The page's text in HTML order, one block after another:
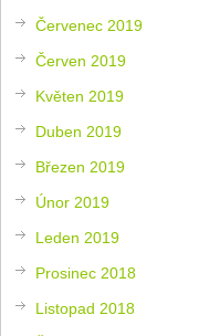
Červenec 2019
Červen 2019
Květen 2019
Duben 2019
Březen 2019
Únor 2019
Leden 2019
Prosinec 2018
Listopad 2018